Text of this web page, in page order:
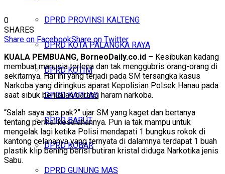
DPRD PROVINSI KALTENG
DPRD KOTA PALANGKA RAYA
DPRD KOTIM
DPRD KAPUAS
DPRD BARUT
DPRD KOBAR
DPRD GUNUNG MAS
0
SHARES
Share on FacebookShare on Twitter
KUALA PEMBUANG, BorneoDaily.co.id – Kesibukan kadang
membuat manusia terlena dan tak menggubris orang-orang di
sekitarnya. Hal ini yang terjadi pada SM tersangka kasus
Narkoba yang diringkus aparat Kepolisian Polsek Hanau pada
saat sibuk berjualan barang haram narkoba.
“Salah saya apa pak?” ujar SM yang kaget dan bertanya
tentang perihal kesalahannya. Pun ia tak mampu untuk
mengelak lagi ketika Polisi mendapati 1 bungkus rokok di
kantong celananya yang ternyata di dalamnya terdapat 1 buah
plastik klip bening berisi butiran kristal diduga Narkotika jenis
Sabu.